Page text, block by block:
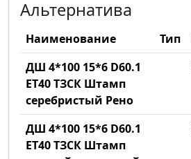
Альтернатива
Наименование Тип
ДШ 4*100 15*6 D60.1
ET40 ТЗСК Штамп
серебристый Рено
ДШ 4*100 15*6 D60.1
ET40 ТЗСК Штамп